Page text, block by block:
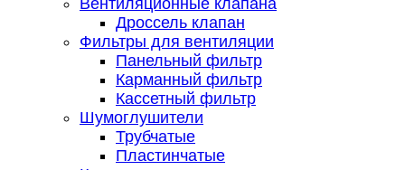
Вентиляционные клапана
Дроссель клапан
Фильтры для вентиляции
Панельный фильтр
Карманный фильтр
Кассетный фильтр
Шумоглушители
Трубчатые
Пластинчатые